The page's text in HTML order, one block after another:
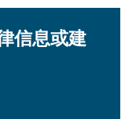
信息或建